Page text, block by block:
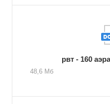
рвт - 160
48,6 Мб